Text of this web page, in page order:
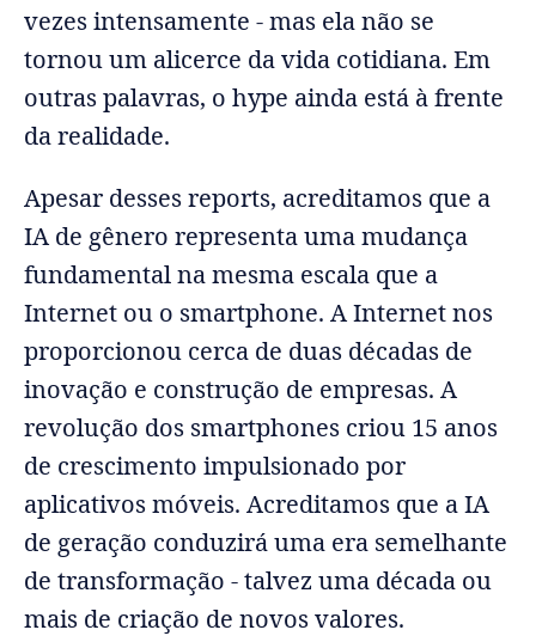
vezes intensamente - mas ela não se
tornou um alicerce da vida cotidiana. Em
outras palavras, o hype ainda está à frente
da realidade.
Apesar desses reports, acreditamos que a
IA de gênero representa uma mudança
fundamental na mesma escala que a
Internet ou o smartphone. A Internet nos
proporcionou cerca de duas décadas de
inovação e construção de empresas. A
revolução dos smartphones criou 15 anos
de crescimento impulsionado por
aplicativos móveis. Acreditamos que a IA
de geração conduzirá uma era semelhante
de transformação - talvez uma década ou
mais de criação de novos valores.